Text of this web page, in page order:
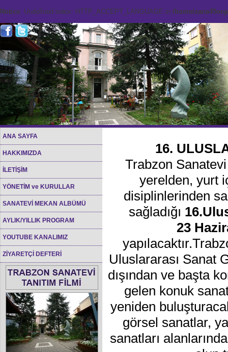
Notice: Undefined index: HTTP_ACCEPT_LANGUAGE in /home/
ANA SAYFA
HAKKIMIZDA
İLETİŞİM
YÖNETİM ve KURULLAR
SANATEVİ MEKAN ALBÜMÜ
AYLIK/YILLIK PROGRAM
YOUTUBE KANALIMIZ
ZİYARETÇİ DEFTERİ
16.
Trabzon
yerelden, yurt
disiplinlerinden
sağladığı
23
Uluslararası Sanat
dışından ve başta
gelen konuk
yeniden
görsel sanatlar,
sanatları